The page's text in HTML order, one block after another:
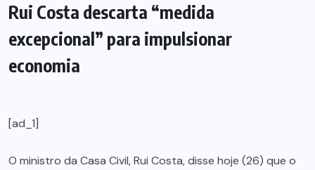
Rui Costa descarta “medida
excepcional” para impulsionar
economia
[ad_1]
O ministro da Casa Civil, Rui Costa, disse hoje (26) que o